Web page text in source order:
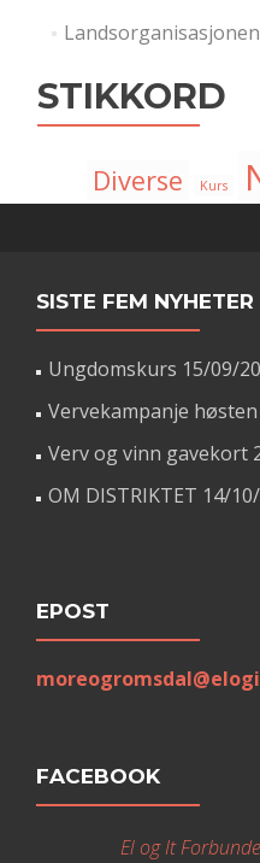
Landsorganisasjonen
STIKKORD
Diverse Kurs
SISTE FEM NYHETER
Ungdomskurs 15/09/
Vervekampanje høsten
Verv og vinn gavekort
OM DISTRIKTET 14/
EPOST
FACEBOOK
El og It